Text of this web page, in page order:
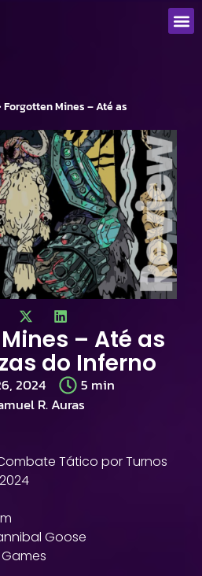
Forgotten Mines – Até as
– Até as
do Inferno
2024 5 min
R. Auras
Tático por Turnos
Goose